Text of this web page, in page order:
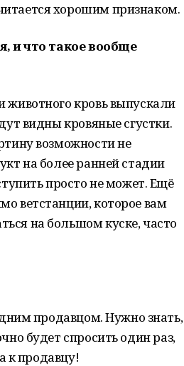
хорошим признаком.
и что такое вообще
кровь выпускали
видны кровяные сгустки.
возможности не
на более ранней стадии
просто не может. Ещё
ветстанции, которое вам
на большом куске, часто
продавцом. Нужно знать,
будет спросить один раз,
к продавцу!